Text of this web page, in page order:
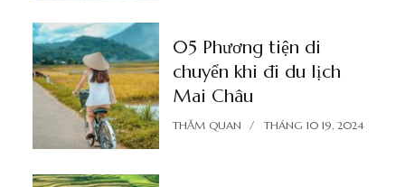
05 Phương tiện di
chuyển khi đi du lịch
Mai Châu
THĂM QUAN THÁNG 10 19, 2024